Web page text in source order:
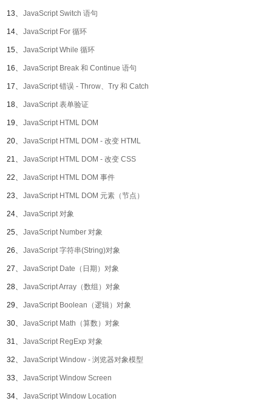
13、 JavaScript Switch 语句
14、 JavaScript For 循环
15、 JavaScript While 循环
16、 JavaScript Break 和 Continue 语句
17、 JavaScript 错误 - Throw、Try 和 Catch
18、 JavaScript 表单验证
19、 JavaScript HTML DOM
20、 JavaScript HTML DOM - 改变 HTML
21、 JavaScript HTML DOM - 改变 CSS
22、 JavaScript HTML DOM 事件
23、 JavaScript HTML DOM 元素（节点）
24、 JavaScript 对象
25、 JavaScript Number 对象
26、 JavaScript 字符串(String)对象
27、 JavaScript Date（日期）对象
28、 JavaScript Array（数组）对象
29、 JavaScript Boolean（逻辑）对象
30、 JavaScript Math（算数）对象
31、 JavaScript RegExp 对象
32、 JavaScript Window - 浏览器对象模型
33、 JavaScript Window Screen
34、 JavaScript Window Location